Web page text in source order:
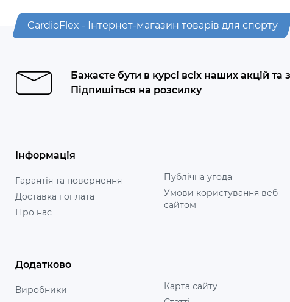
CardioFlex - Інтернет-магазин товарів для спорту
Бажаєте бути в курсі всіх наших акцій та
Підпишіться на розсилку
Інформація
Гарантія та повернення
Доставка і оплата
Про нас
Публічна угода
Умови користування веб-
сайтом
Додатково
Виробники
Карта сайту